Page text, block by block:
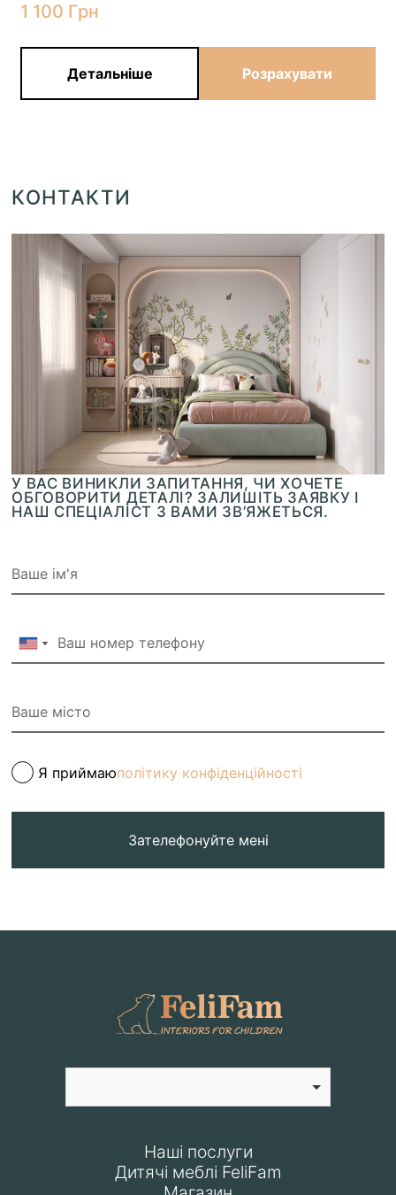
1 100 Грн
Детальніше Розрахувати
КОНТАКТИ
У ВАС ВИНИКЛИ ЗАПИТАННЯ, ЧИ ХОЧЕТЕ
ОБГОВОРИТИ ДЕТАЛІ? ЗАЛИШІТЬ ЗАЯВКУ І
НАШ СПЕЦІАЛІСТ З ВАМИ ЗВ’ЯЖЕТЬСЯ.
Я приймаюполітику конфіденційності
Зателефонуйте мені
Наші послуги
Дитячі меблі FeliFam